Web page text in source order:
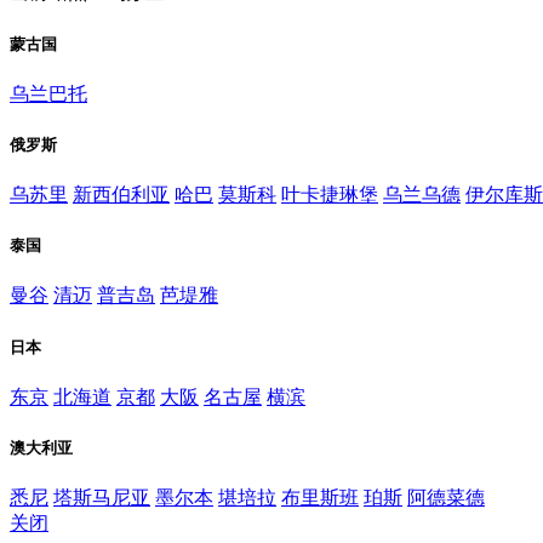
蒙古国
乌兰巴托
俄罗斯
乌苏里 新西伯利亚 哈巴 莫斯科 叶卡捷琳堡 乌兰乌德 伊尔库
泰国
曼谷 清迈 普吉岛 芭堤雅
日本
东京 北海道 京都 大阪 名古屋 横滨
澳大利亚
悉尼 塔斯马尼亚 墨尔本 堪培拉 布里斯班 珀斯 阿德菜德
关闭